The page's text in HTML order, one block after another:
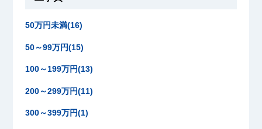
50万円未満(16)
50～99万円(15)
100～199万円(13)
200～299万円(11)
300～399万円(1)